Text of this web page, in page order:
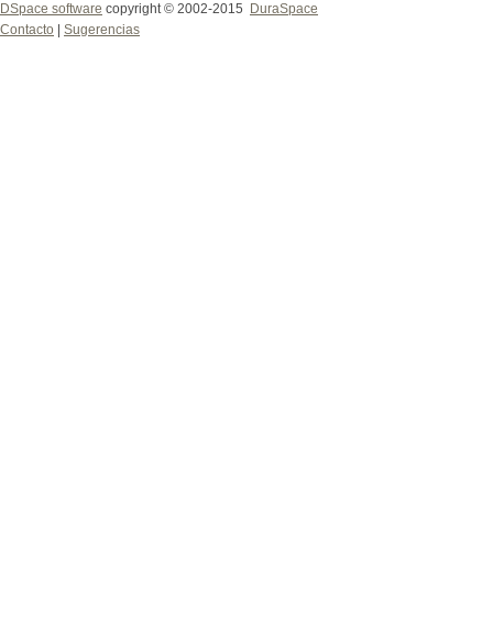
DSpace software copyright © 2002-2015
DuraSpace
Contacto
Sugerencias